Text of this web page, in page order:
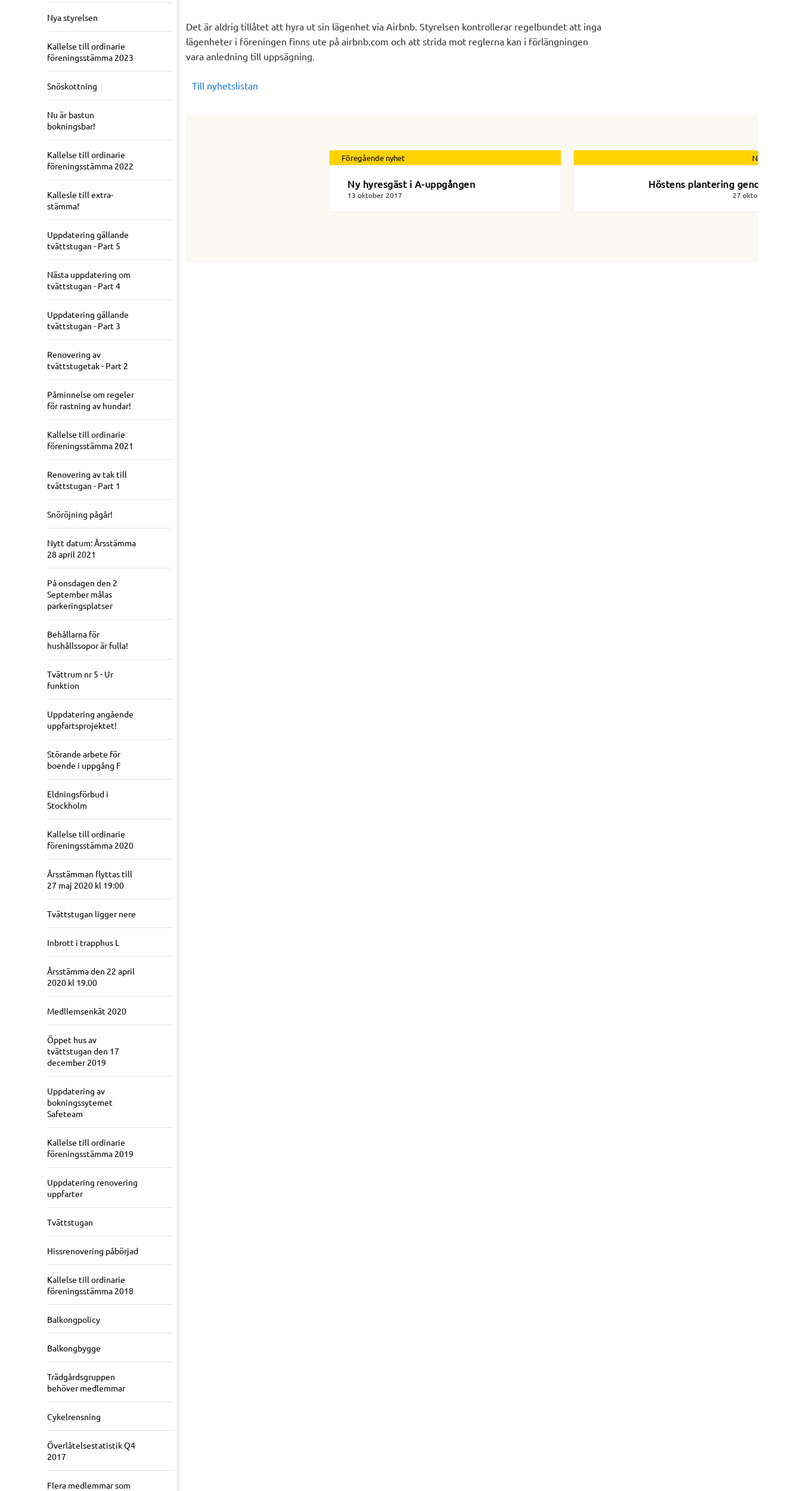
Nya styrelsen
Kallelse till ordinarie
föreningsstämma 2023
Snöskottning
Nu är bastun
bokningsbar!
Kallelse till ordinarie
föreningsstämma 2022
Kallesle till extra-
stämma!
Uppdatering gällande
tvättstugan - Part 5
Nästa uppdatering om
tvättstugan - Part 4
Uppdatering gällande
tvättstugan - Part 3
Renovering av
tvättstugetak - Part 2
Påminnelse om regeler
för rastning av hundar!
Kallelse till ordinarie
föreningsstämma 2021
Renovering av tak till
tvättstugan - Part 1
Snöröjning pågår!
Nytt datum: Årsstämma
28 april 2021
På onsdagen den 2
September målas
parkeringsplatser
Behållarna för
hushållssopor är fulla!
Tvättrum nr 5 - Ur
funktion
Uppdatering angående
uppfartsprojektet!
Störande arbete för
boende i uppgång F
Eldningsförbud i
Stockholm
Kallelse till ordinarie
föreningsstämma 2020
Årsstämman flyttas till
27 maj 2020 kl 19:00
Tvättstugan ligger nere
Inbrott i trapphus L
Årsstämma den 22 april
2020 kl 19.00
Medllemsenkät 2020
Öppet hus av
tvättstugan den 17
december 2019
Uppdatering av
bokningssytemet
Safeteam
Kallelse till ordinarie
föreningsstämma 2019
Uppdatering renovering
uppfarter
Tvättstugan
Hissrenovering påbörjad
Kallelse till ordinarie
föreningsstämma 2018
Balkongpolicy
Balkongbygge
Trädgårdsgruppen
behöver medlemmar
Cykelrensning
Överlåtelsestatistik Q4
2017
Flera medlemmar som
Det är aldrig tillåtet att hyra ut sin lägenhet via Airbnb. Styrelsen kontrollerar regelbundet att inga
lägenheter i föreningen finns ute på airbnb.com och att strida mot reglerna kan i förlängningen
vara anledning till uppsägning.
Till nyhetslistan
Föregående nyhet
Ny hyresgäst i A-uppgången
13 oktober 2017
Nästa nyhet
Höstens plantering genomförd
27 oktober 2017